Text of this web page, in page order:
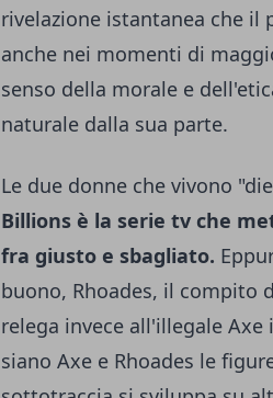
rivelazione istantanea che
anche nei momenti di
senso della morale e
naturale dalla sua parte.
Le due donne che vivono
Billions è la serie tv che
fra giusto e sbagliato.
buono, Rhoades, il compito
relega invece all'illegale
siano Axe e Rhoades le